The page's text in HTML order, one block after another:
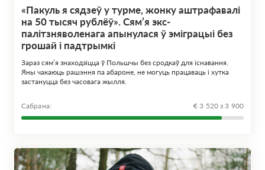
«Пакуль я сядзеў у турме, жонку аштрафавалі
на 50 тысяч рублёў». Сям’я экс-
палітзняволенага апынулася ў эміграцыі без
грошай і падтрымкі
Зараз сям’я знаходзіцца ў Польшчы без сродкаў для існавання.
Яны чакаюць рашэння па абароне, не могуць працаваць і хутка
застануцца без часовага жылля.
Сабрана: € 3 520 з 3 900